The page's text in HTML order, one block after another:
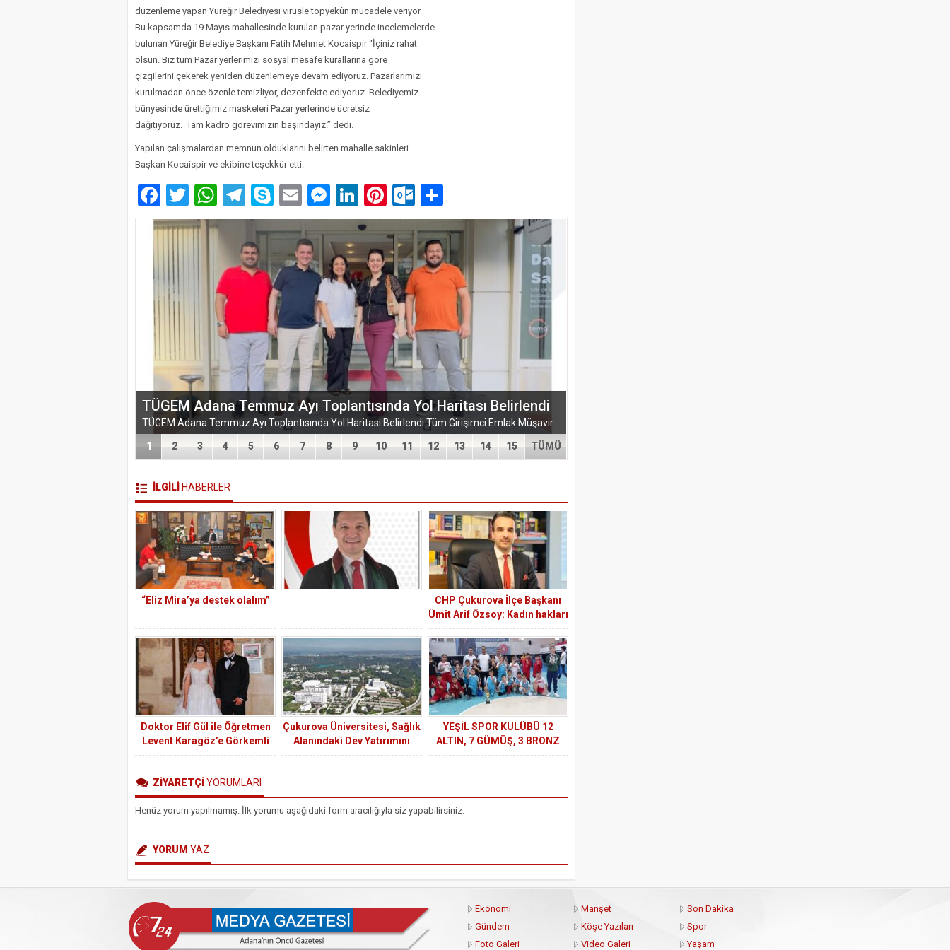
düzenleme yapan Yüreğir Belediyesi virüsle topyekûn mücadele veriyor.
Bu kapsamda 19 Mayıs mahallesinde kurulan pazar yerinde incelemelerde
bulunan Yüreğir Belediye Başkanı Fatih Mehmet Kocaispir “İçiniz rahat
olsun. Biz tüm Pazar yerlerimizi sosyal mesafe kurallarına göre
çizgilerini çekerek yeniden düzenlemeye devam ediyoruz. Pazarlarımızı
kurulmadan önce özenle temizliyor, dezenfekte ediyoruz. Belediyemiz
bünyesinde ürettiğimiz maskeleri Pazar yerlerinde ücretsiz
dağıtıyoruz. Tam kadro görevimizin başındayız.” dedi.
Yapılan çalışmalardan memnun olduklarını belirten mahalle sakinleri
Başkan Kocaispir ve ekibine teşekkür etti.
Facebook
TwitterWhatsApp
Telegram
SkypeEmailMessenger
LinkedIn
Pinterest
Outlook.com
EĞİTİM-BİR-SEN ADANA ŞUBESİ’NDEN KAHRAMANMARAŞ’A
VEFA VE DAYANIŞMA ÇIKARMASI
EĞİTİM-BİR-SEN ADANA ŞUBESİ’NDEN KAHRAMANMARAŞ’A VEFA VE DAYANIŞMA ÇIKARMASI Eğitim-Bir-Sen Adana Şubesi, Kahramanmaraş’ta anlamlı temaslarda bulundu. Adana heyeti; sendikal dayanışmayı güçlendirmek...
1 2 3 4 5 6 7 8 9 10 11 12 13 14 15 TÜMÜ
İLGİLİ HABERLER
“Eliz Mira’ya destek olalım”
CHP Çukurova İlçe Başkanı
Ümit Arif Özsoy: Kadın hakları
ve eşitlik mücadelesi bir insan
hakkı mücadelesidir.
Doktor Elif Gül ile Öğretmen
Levent Karagöz’e Görkemli
Düğün Töreni
Çukurova Üniversitesi, Sağlık
Alanındaki Dev Yatırımını
Tamamlama Aşamasına Geldi
YEŞİL SPOR KULÜBÜ 12
ALTIN, 7 GÜMÜŞ, 3 BRONZ
MADALYA KAZANDI
ZİYARETÇİYORUMLARI
Henüz yorum yapılmamış. İlk yorumu aşağıdaki form aracılığıyla siz yapabilirsiniz.
YORUM YAZ
Ekonomi Manşet
Son Dakika
Gündem
Köşe Yazıları
Spor
Foto Galeri
Video Galeri Yaşam